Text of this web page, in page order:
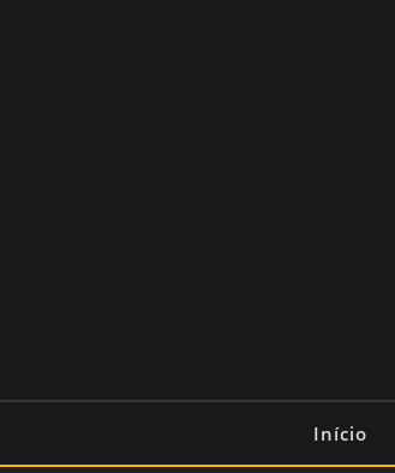
Início